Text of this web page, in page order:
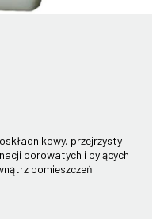
przejrzysty
porowatych i pylących
pomieszczeń.